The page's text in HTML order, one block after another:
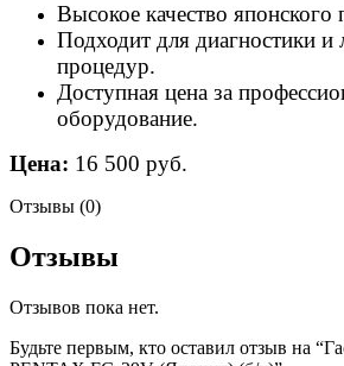
Высокое качество японского
Подходит для диагностики и
процедур.
Доступная цена за
оборудование.
Цена: 16 500 руб.
Отзывы (0)
Отзывы
Отзывов пока нет.
Будьте первым, кто оставил отзыв на